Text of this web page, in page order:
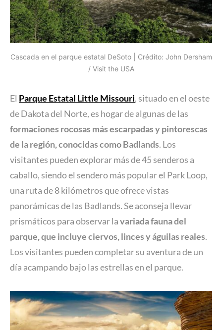
Cascada en el parque estatal DeSoto | Crédito: John Dersham
/ Visit the USA
El Parque Estatal Little Missouri, situado en el oeste
de Dakota del Norte, es hogar de algunas de las
formaciones rocosas más escarpadas y pintorescas
de la región, conocidas como Badlands. Los
visitantes pueden explorar más de 45 senderos a
caballo, siendo el sendero más popular el Park Loop,
una ruta de 8 kilómetros que ofrece vistas
panorámicas de las Badlands. Se aconseja llevar
prismáticos para observar lavariada fauna del
parque, que incluye ciervos, linces y águilas reales.
Los visitantes pueden completar su aventura de un
día acampando bajo las estrellas en el parque.